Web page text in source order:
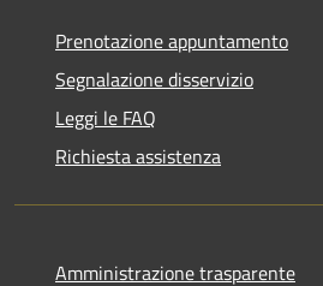
Prenotazione appuntamento
Segnalazione disservizio
Leggi le FAQ
Richiesta assistenza
Amministrazione trasparente